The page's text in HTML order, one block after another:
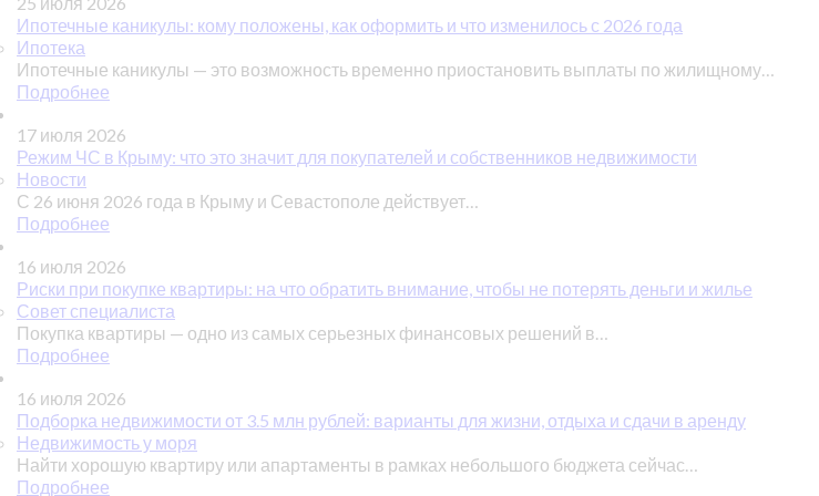
Ипотечные каникулы: кому положены, как оформить и что изменилось с 2026 года
Ипотека
Ипотечные каникулы — это возможность временно приостановить выплаты по жилищному…
Подробнее
17 июля 2026
Режим ЧС в Крыму: что это значит для покупателей и собственников недвижимости
Новости
С 26 июня 2026 года в Крыму и Севастополе действует…
Подробнее
16 июля 2026
Риски при покупке квартиры: на что обратить внимание, чтобы не потерять деньги и жилье
Совет специалиста
Покупка квартиры — одно из самых серьезных финансовых решений в…
Подробнее
16 июля 2026
Подборка недвижимости от 3.5 млн рублей: варианты для жизни, отдыха и сдачи в аренду
Недвижимость у моря
Найти хорошую квартиру или апартаменты в рамках небольшого бюджета сейчас…
Подробнее